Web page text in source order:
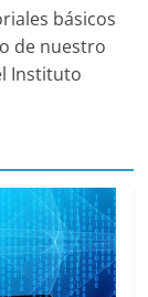
básicos
de nuestro
Instituto